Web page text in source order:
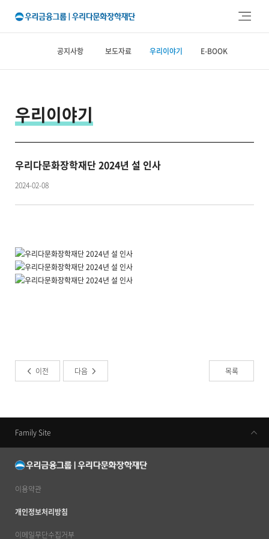
본문 바로가기
주메뉴 바로가기
공지사항 보도자료 우리이야기 E-BOOK
우리이야기
우리다문화장학재단 2024년 설 인사
2024-02-08
이전 다음 목록
이용약관
개인정보처리방침
이메일무단수집거부
Family Site
우리금융지주
우리은행
동양생명
우리카드
우리금융캐피탈